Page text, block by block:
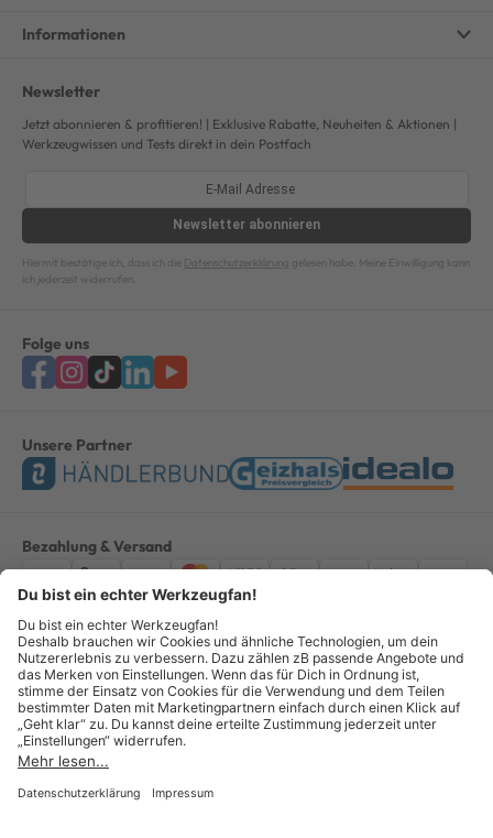
Informationen
Newsletter
Jetzt abonnieren & profitieren! | Exklusive Rabatte, Neuheiten & Aktionen |
Werkzeugwissen und Tests direkt in dein Postfach
Newsletter abonnieren
Hiermit bestätige ich, dass ich die Datenschutzerklärung gelesen habe. Meine Einwilligung kann
ich jederzeit widerrufen.
Folge uns
Unsere Partner
Bezahlung & Versand
ImpressumAGBDatenschutzWiderruf Vertrag widerrufen
Alle Preise verstehen sich inkl. ges. MwSt. *Kostenloser Versand innerhalb
Deutschlands, bei Bestellungen ab 100,00 Euro.
© Copyright 2026 GOTOOLS GmbH - Alle Rechte vorbehalten. powered by
createyourtemplate